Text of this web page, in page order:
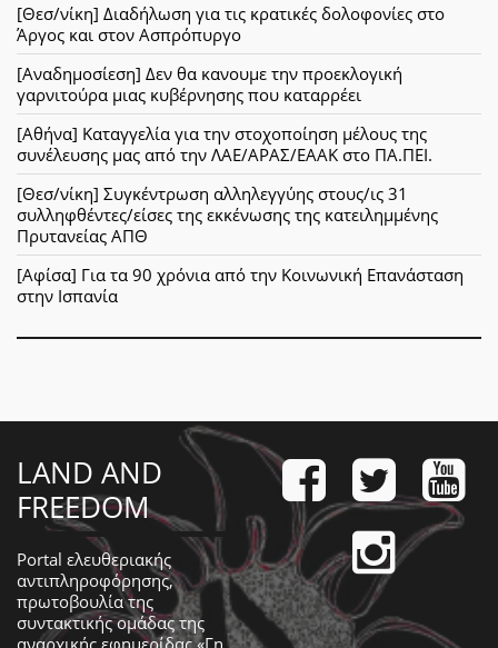
[Θεσ/νίκη] Διαδήλωση για τις κρατικές δολοφονίες στο
Άργος και στον Ασπρόπυργο
[Αναδημοσίεση] Δεν θα κανουμε την προεκλογική
γαρνιτούρα μιας κυβέρνησης που καταρρέει
[Αθήνα] Καταγγελία για την στοχοποίηση μέλους της
συνέλευσης μας από την ΛΑΕ/ΑΡΑΣ/ΕΑΑΚ στο ΠΑ.ΠΕΙ.
[Θεσ/νίκη] Συγκέντρωση αλληλεγγύης στους/ις 31
συλληφθέντες/είσες της εκκένωσης της κατειλημμένης
Πρυτανείας ΑΠΘ
[Αφίσα] Για τα 90 χρόνια από την Κοινωνική Επανάσταση
στην Ισπανία
LAND AND
FREEDOM
Portal ελευθεριακής
αντιπληροφόρησης,
πρωτοβουλία της
συντακτικής ομάδας της
αναρχικής εφημερίδας «Γη